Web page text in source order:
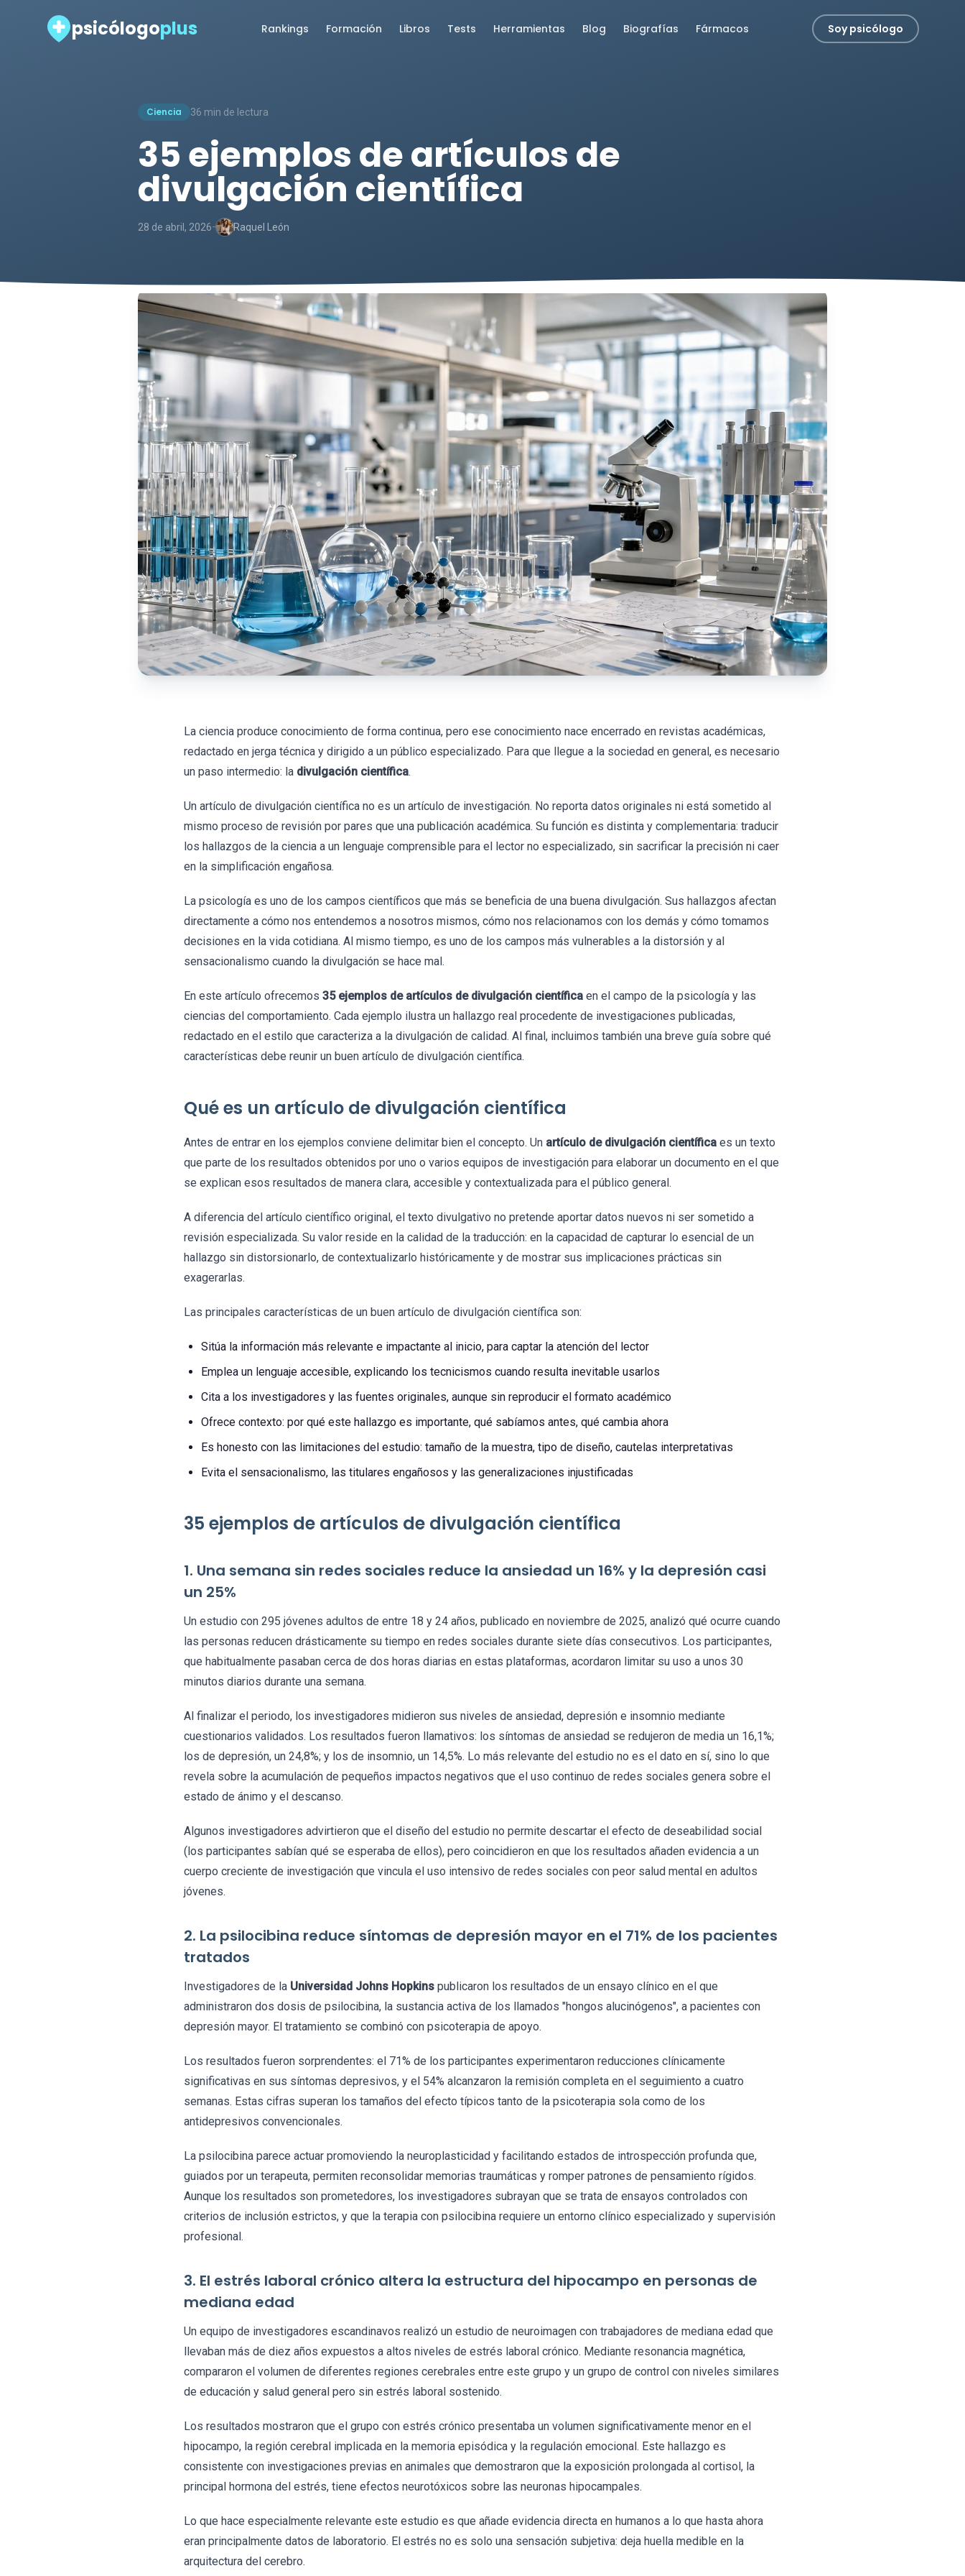
psicólogoplus Rankings Formación Libros Tests Herramientas Blog Biografías Fármacos Soy psicólogo
Ciencia 36 min de lectura
35 ejemplos de artículos de
divulgación científica
28 de abril, 2026- Raquel León
La ciencia produce conocimiento de forma continua, pero ese conocimiento nace encerrado en revistas académicas,
redactado en jerga técnica y dirigido a un público especializado. Para que llegue a la sociedad en general, es necesario
un paso intermedio: la divulgación científica.
Un artículo de divulgación científica no es un artículo de investigación. No reporta datos originales ni está sometido al
mismo proceso de revisión por pares que una publicación académica. Su función es distinta y complementaria: traducir
los hallazgos de la ciencia a un lenguaje comprensible para el lector no especializado, sin sacrificar la precisión ni caer
en la simplificación engañosa.
La psicología es uno de los campos científicos que más se beneficia de una buena divulgación. Sus hallazgos afectan
directamente a cómo nos entendemos a nosotros mismos, cómo nos relacionamos con los demás y cómo tomamos
decisiones en la vida cotidiana. Al mismo tiempo, es uno de los campos más vulnerables a la distorsión y al
sensacionalismo cuando la divulgación se hace mal.
En este artículo ofrecemos 35 ejemplos de artículos de divulgación científica en el campo de la psicología y las
ciencias del comportamiento. Cada ejemplo ilustra un hallazgo real procedente de investigaciones publicadas,
redactado en el estilo que caracteriza a la divulgación de calidad. Al final, incluimos también una breve guía sobre qué
características debe reunir un buen artículo de divulgación científica.
Qué es un artículo de divulgación científica
Antes de entrar en los ejemplos conviene delimitar bien el concepto. Un artículo de divulgación científica es un texto
que parte de los resultados obtenidos por uno o varios equipos de investigación para elaborar un documento en el que
se explican esos resultados de manera clara, accesible y contextualizada para el público general.
A diferencia del artículo científico original, el texto divulgativo no pretende aportar datos nuevos ni ser sometido a
revisión especializada. Su valor reside en la calidad de la traducción: en la capacidad de capturar lo esencial de un
hallazgo sin distorsionarlo, de contextualizarlo históricamente y de mostrar sus implicaciones prácticas sin
exagerarlas.
Las principales características de un buen artículo de divulgación científica son:
Sitúa la información más relevante e impactante al inicio, para captar la atención del lector
Emplea un lenguaje accesible, explicando los tecnicismos cuando resulta inevitable usarlos
Cita a los investigadores y las fuentes originales, aunque sin reproducir el formato académico
Ofrece contexto: por qué este hallazgo es importante, qué sabíamos antes, qué cambia ahora
Es honesto con las limitaciones del estudio: tamaño de la muestra, tipo de diseño, cautelas interpretativas
Evita el sensacionalismo, las titulares engañosos y las generalizaciones injustificadas
35 ejemplos de artículos de divulgación científica
1. Una semana sin redes sociales reduce la ansiedad un 16% y la depresión casi
un 25%
Un estudio con 295 jóvenes adultos de entre 18 y 24 años, publicado en noviembre de 2025, analizó qué ocurre cuando
las personas reducen drásticamente su tiempo en redes sociales durante siete días consecutivos. Los participantes,
que habitualmente pasaban cerca de dos horas diarias en estas plataformas, acordaron limitar su uso a unos 30
minutos diarios durante una semana.
Al finalizar el periodo, los investigadores midieron sus niveles de ansiedad, depresión e insomnio mediante
cuestionarios validados. Los resultados fueron llamativos: los síntomas de ansiedad se redujeron de media un 16,1%;
los de depresión, un 24,8%; y los de insomnio, un 14,5%. Lo más relevante del estudio no es el dato en sí, sino lo que
revela sobre la acumulación de pequeños impactos negativos que el uso continuo de redes sociales genera sobre el
estado de ánimo y el descanso.
Algunos investigadores advirtieron que el diseño del estudio no permite descartar el efecto de deseabilidad social
(los participantes sabían qué se esperaba de ellos), pero coincidieron en que los resultados añaden evidencia a un
cuerpo creciente de investigación que vincula el uso intensivo de redes sociales con peor salud mental en adultos
jóvenes.
2. La psilocibina reduce síntomas de depresión mayor en el 71% de los pacientes
tratados
Investigadores de la Universidad Johns Hopkins publicaron los resultados de un ensayo clínico en el que
administraron dos dosis de psilocibina, la sustancia activa de los llamados "hongos alucinógenos", a pacientes con
depresión mayor. El tratamiento se combinó con psicoterapia de apoyo.
Los resultados fueron sorprendentes: el 71% de los participantes experimentaron reducciones clínicamente
significativas en sus síntomas depresivos, y el 54% alcanzaron la remisión completa en el seguimiento a cuatro
semanas. Estas cifras superan los tamaños del efecto típicos tanto de la psicoterapia sola como de los
antidepresivos convencionales.
La psilocibina parece actuar promoviendo la neuroplasticidad y facilitando estados de introspección profunda que,
guiados por un terapeuta, permiten reconsolidar memorias traumáticas y romper patrones de pensamiento rígidos.
Aunque los resultados son prometedores, los investigadores subrayan que se trata de ensayos controlados con
criterios de inclusión estrictos, y que la terapia con psilocibina requiere un entorno clínico especializado y supervisión
profesional.
3. El estrés laboral crónico altera la estructura del hipocampo en personas de
mediana edad
Un equipo de investigadores escandinavos realizó un estudio de neuroimagen con trabajadores de mediana edad que
llevaban más de diez años expuestos a altos niveles de estrés laboral crónico. Mediante resonancia magnética,
compararon el volumen de diferentes regiones cerebrales entre este grupo y un grupo de control con niveles similares
de educación y salud general pero sin estrés laboral sostenido.
Los resultados mostraron que el grupo con estrés crónico presentaba un volumen significativamente menor en el
hipocampo, la región cerebral implicada en la memoria episódica y la regulación emocional. Este hallazgo es
consistente con investigaciones previas en animales que demostraron que la exposición prolongada al cortisol, la
principal hormona del estrés, tiene efectos neurotóxicos sobre las neuronas hipocampales.
Lo que hace especialmente relevante este estudio es que añade evidencia directa en humanos a lo que hasta ahora
eran principalmente datos de laboratorio. El estrés no es solo una sensación subjetiva: deja huella medible en la
arquitectura del cerebro.